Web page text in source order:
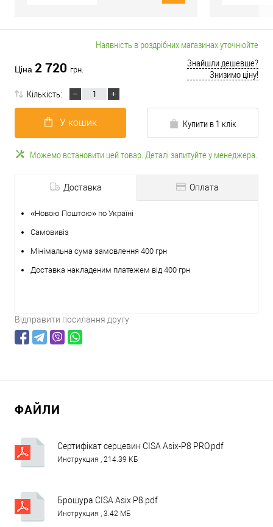
Наявність в роздрібних магазинах уточнюйте
Ціна 2 720 грн.
Знайшли дешевше?
Знизимо ціну!
Кількість:
У кошик Купити в 1 клік
Можемо встановити цей товар. Деталі запитуйте у менеджера.
Доставка Оплата
«Новою Поштою» по Україні
Самовивіз
Мінімальна сума замовлення 400 грн
Доставка накладеним платежем від 400 грн
Відправити посилання другу
ФАЙЛИ
Сертифікат серцевин CISA Asix-P8 PRO.pdf
Инструкция , 214.39 КБ
Брошура CISA Asix P8.pdf
Инструкция , 3.42 МБ